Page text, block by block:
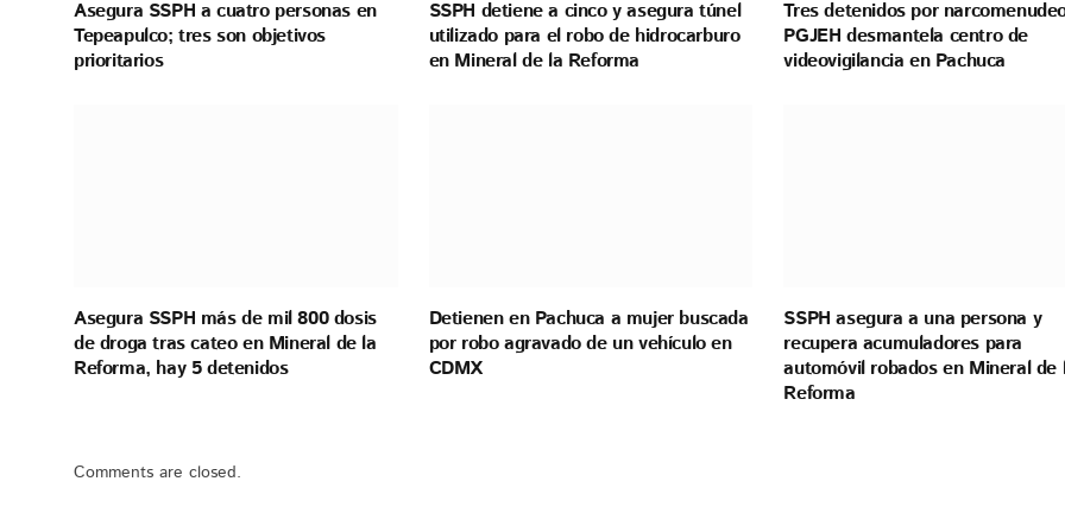
Asegura SSPH a cuatro personas en
Tepeapulco; tres son objetivos
prioritarios
SSPH detiene a cinco y asegura túnel
utilizado para el robo de hidrocarburo
en Mineral de la Reforma
Tres detenidos por
PGJEH desmantela centro de
videovigilancia en Pachuca
Asegura SSPH más de mil 800 dosis
de droga tras cateo en Mineral de la
Reforma, hay 5 detenidos
Detienen en Pachuca a mujer buscada
por robo agravado de un vehículo en
CDMX
SSPH asegura a una persona y
recupera acumuladores para
automóvil robados en Mineral de
Reforma
Comments are closed.